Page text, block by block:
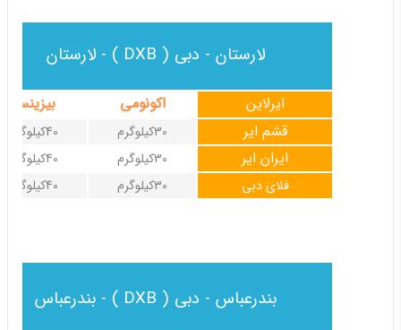
لارستان - دبی ( DXB ) - لارستان
بیزینس اکونومی ایرلاین
40کیلوگرم 30کیلوگرم قشم ایر
40کیلوگرم 30کیلوگرم ایران ایر
40کیلوگرم 30کیلوگرم فلای دبی
بندرعباس - دبی ( DXB ) - بندرعباس